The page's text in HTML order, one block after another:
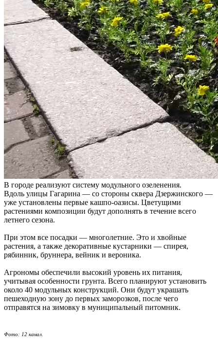
В городе реализуют систему модульного озеленения.
Вдоль улицы Гагарина — со стороны сквера Дзержинского —
уже установлены первые кашпо-оазисы. Цветущими
растениями композиции будут дополнять в течение всего
летнего сезона.
При этом все посадки — многолетние. Это и хвойные
растения, а также декоративные кустарники — спирея,
рябинник, бруннера, вейник и вероника.
Агрономы обеспечили высокий уровень их питания,
учитывая особенности грунта. Всего планируют установить
около 40 модульных конструкций. Они будут украшать
пешеходную зону до первых заморозков, после чего
отправятся на зимовку в муниципальный питомник.
Фото: 12 канал.